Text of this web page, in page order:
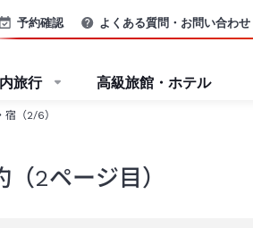
予約確認 よくある質問・お問い合わせ
旅行 高級旅館・ホテル
宿（2/6）
2ページ目）